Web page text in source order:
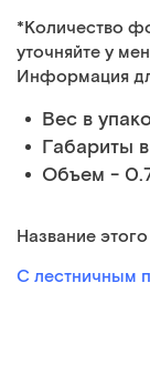
*Количество
уточняйте у
Информация
Вес в
Габариты
Объем -
Название
С лестничным